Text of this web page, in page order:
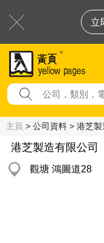
立
主頁 > 公司資料 > 港芝製
港芝製造有限公司
觀塘 鴻圖道28